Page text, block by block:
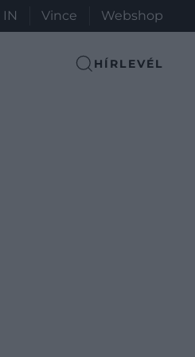
IN Vince Webshop
HÍRLEVÉL